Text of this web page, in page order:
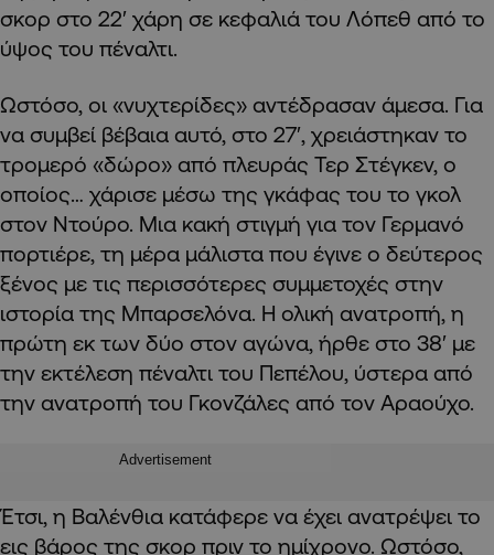
σκορ στο 22′ χάρη σε κεφαλιά του Λόπεθ από το
ύψος του πέναλτι.
Ωστόσο, οι «νυχτερίδες» αντέδρασαν άμεσα. Για
να συμβεί βέβαια αυτό, στο 27′, χρειάστηκαν το
τρομερό «δώρο» από πλευράς Τερ Στέγκεν, ο
οποίος… χάρισε μέσω της γκάφας του το γκολ
στον Ντούρο. Μια κακή στιγμή για τον Γερμανό
πορτιέρε, τη μέρα μάλιστα που έγινε ο δεύτερος
ξένος με τις περισσότερες συμμετοχές στην
ιστορία της Μπαρσελόνα. Η ολική ανατροπή, η
πρώτη εκ των δύο στον αγώνα, ήρθε στο 38′ με
την εκτέλεση πέναλτι του Πεπέλου, ύστερα από
την ανατροπή του Γκονζάλες από τον Αραούχο.
Advertisement
Έτσι, η Βαλένθια κατάφερε να έχει ανατρέψει το
εις βάρος της σκορ πριν το ημίχρονο. Ωστόσο,